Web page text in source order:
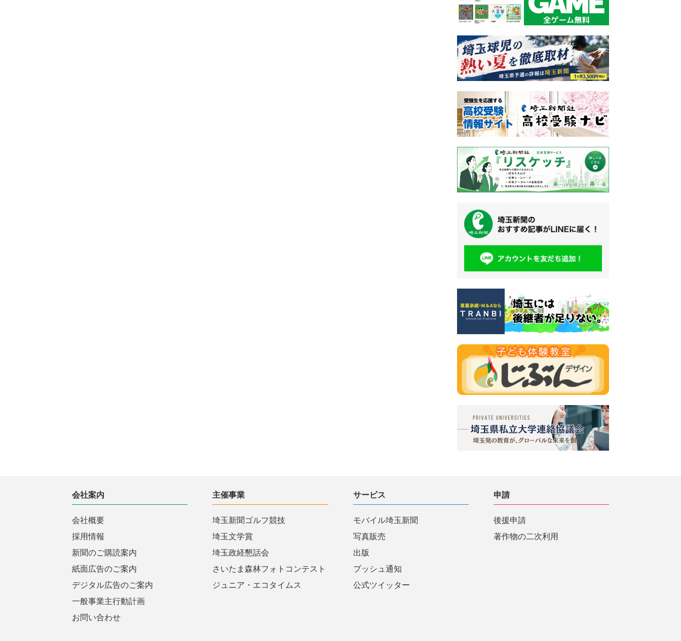
会社案内
会社概要
採用情報
新聞のご購読案内
紙面広告のご案内
デジタル広告のご案内
一般事業主行動計画
お問い合わせ
主催事業
埼玉新聞ゴルフ競技
埼玉文学賞
埼玉政経懇話会
さいたま森林フォトコンテスト
ジュニア・エコタイムス
サービス
モバイル埼玉新聞
写真販売
出版
プッシュ通知
公式ツイッター
申請
後援申請
著作物の二次利用